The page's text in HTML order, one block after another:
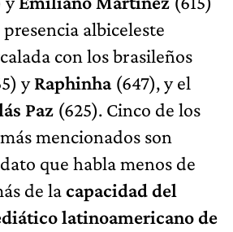
albiceleste
con los brasileños
yRaphinha(647), y el
Paz (625). Cinco de los
mencionados son
que habla menos de
de lacapacidad del
latinoamericano de